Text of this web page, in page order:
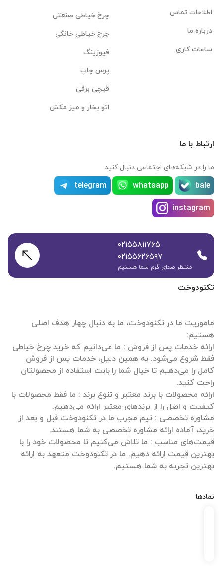
تکنودوخت
ماموریت ما در تکنودوخت، ما به دنبال چهار هدف اصلی
ارائه خدمات پس از فروش : ما می‌دانیم که خرید چرخ خیاطی
فقط شروع می‌شود. به همین دلیل، خدمات پس از فروش
کامل را می‌دهیم تا خیال شما را بابت استفاده از محصولتان
ارائه محصولات با برند معتبر و تنوع برند : ما فقط محصولات با
مشاوره تخصصی : تیم مجرب ما در تکنودوخت قبل و بعد از
قیمت‌های مناسب : ما تلاش می‌کنیم تا محصولات خود را با
بهترین قیمت ارائه دهیم. ما در تکنودوخت متعهد به ارائه
بهترین تجربه به شما هستیم.
نمادها
اطلاعات تماس
درباره ما
ساعات کاری
چرخ خیاطی صنعتی
چرخ خیاطی خانگی
فیوزینگ
پرس چاپ
قیچی برقی
اتو بخار و میز مکش
ارتباط با ما
ما را در شبکه‌های اجتماعی دنبال کنید
bale
whatsapp
telegram
instagram
۰۲۱۵۵۸۱۱۷۶۵
۰۲۱۵۵۶۲۶۵۹۷
منتظر صدای گرم شما هستیم